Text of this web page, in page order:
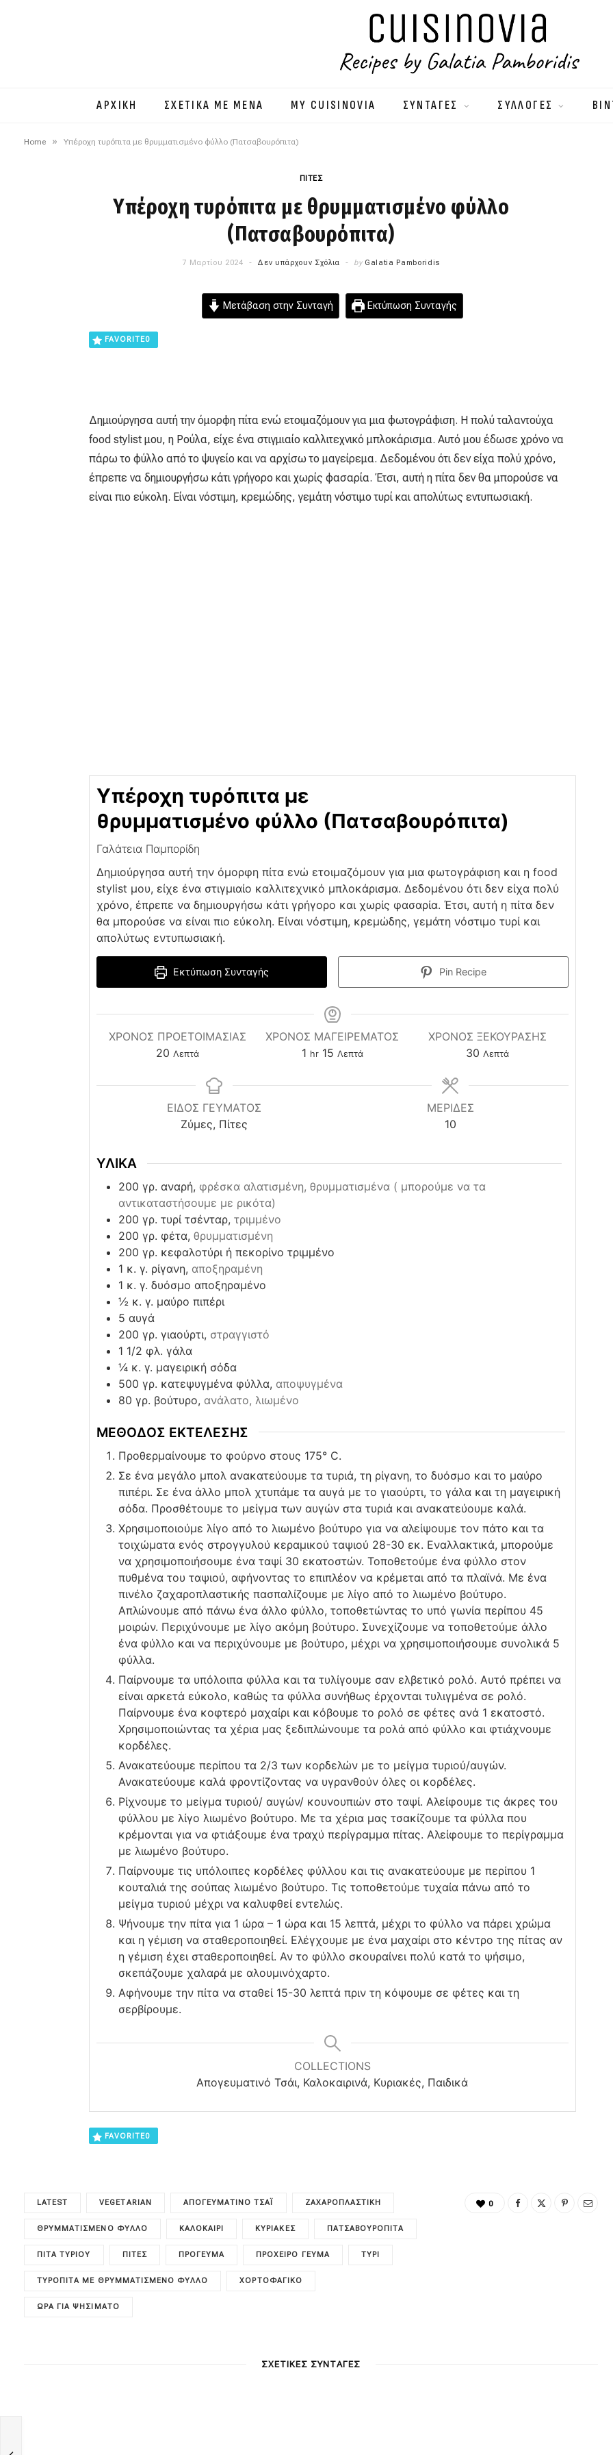
ΑΡΧΙΚΗ ΣΧΕΤΙΚΑ ΜΕ ΜΕΝΑ MY CUISINOVIA ΣΥΝΤΑΓΕΣ ΣΥΛΛΟΓΕΣ
Home » Υπέροχη τυρόπιτα με θρυμματισμένο φύλλο (Πατσαβουρόπιτα)
ΠΙΤΕΣ
Υπέροχη τυρόπιτα με θρυμματισμένο φύλλο
(Πατσαβουρόπιτα)
7 Μαρτίου 2024 Δεν υπάρχουν Σχόλια by Galatia Pamboridis
Μετάβαση στην Συνταγή Εκτύπωση Συνταγής
FAVORITE0
Δημιούργησα αυτή την όμορφη πίτα ενώ ετοιμαζόμουν για μια φωτογράφιση. Η πολύ ταλαντούχα
food stylist μου, η Ρούλα, είχε ένα στιγμιαίο καλλιτεχνικό μπλοκάρισμα. Αυτό μου έδωσε χρόνο να
πάρω το φύλλο από το ψυγείο και να αρχίσω το μαγείρεμα. Δεδομένου ότι δεν είχα πολύ χρόνο,
έπρεπε να δημιουργήσω κάτι γρήγορο και χωρίς φασαρία. Έτσι, αυτή η πίτα δεν θα μπορούσε να
είναι πιο εύκολη. Είναι νόστιμη, κρεμώδης, γεμάτη νόστιμο τυρί και απολύτως εντυπωσιακή.
Υπέροχη τυρόπιτα με
θρυμματισμένο φύλλο (Πατσαβουρόπιτα)
Γαλάτεια Παμπορίδη
Δημιούργησα αυτή την όμορφη πίτα ενώ ετοιμαζόμουν για μια φωτογράφιση και η food
stylist μου, είχε ένα στιγμιαίο καλλιτεχνικό μπλοκάρισμα. Δεδομένου ότι δεν είχα πολύ
χρόνο, έπρεπε να δημιουργήσω κάτι γρήγορο και χωρίς φασαρία. Έτσι, αυτή η πίτα δεν
θα μπορούσε να είναι πιο εύκολη. Είναι νόστιμη, κρεμώδης, γεμάτη νόστιμο τυρί και
απολύτως εντυπωσιακή.
Εκτύπωση Συνταγής Pin Recipe
ΧΡΌΝΟΣ ΠΡΟΕΤΟΙΜΑΣΊΑΣ
20minutes
Λεπτά
ΧΡΟΝΟΣ ΜΑΓΕΙΡΕΜΑΤΟΣ
1hour
hr 15minutes
Λεπτά
ΧΡΌΝΟΣ ΞΕΚΟΎΡΑΣΗΣ
30minutes
Λεπτά
ΕΙΔΟΣ ΓΕΥΜΑΤΟΣ
Ζύμες, Πίτες
ΜΕΡΙΔΕΣ
10
ΥΛΙΚΑ
200 γρ. αναρή, φρέσκα αλατισμένη, θρυμματισμένα ( μπορούμε να τα
αντικαταστήσουμε με ρικότα)
200 γρ. τυρί τσένταρ, τριμμένο
200 γρ. φέτα, θρυμματισμένη
200 γρ. κεφαλοτύρι ή πεκορίνο τριμμένο
1 κ. γ. ρίγανη, αποξηραμένη
1 κ. γ. δυόσμο αποξηραμένο
½ κ. γ. μαύρο πιπέρι
5 αυγά
200 γρ. γιαούρτι, στραγγιστό
1 1/2 φλ. γάλα
¼ κ. γ. μαγειρική σόδα
500 γρ. κατεψυγμένα φύλλα, αποψυγμένα
80 γρ. βούτυρο, ανάλατο, λιωμένο
ΜΕΘΟΔΟΣ ΕΚΤΕΛΕΣΗΣ
Προθερμαίνουμε το φούρνο στους 175° C.
Σε ένα μεγάλο μπολ ανακατεύουμε τα τυριά, τη ρίγανη, το δυόσμο και το μαύρο
πιπέρι. Σε ένα άλλο μπολ χτυπάμε τα αυγά με το γιαούρτι, το γάλα και τη μαγειρική
σόδα. Προσθέτουμε το μείγμα των αυγών στα τυριά και ανακατεύουμε καλά.
Χρησιμοποιούμε λίγο από το λιωμένο βούτυρο για να αλείψουμε τον πάτο και τα
τοιχώματα ενός στρογγυλού κεραμικού ταψιού 28-30 εκ. Εναλλακτικά, µπορούµε
να χρησιµοποιήσουµε ένα ταψί 30 εκατοστών. Τοποθετούμε ένα φύλλο στον
πυθμένα του ταψιού, αφήνοντας το επιπλέον να κρέμεται από τα πλαϊνά. Με ένα
πινέλο ζαχαροπλαστικής πασπαλίζουμε με λίγο από το λιωμένο βούτυρο.
Απλώνουμε από πάνω ένα άλλο φύλλο, τοποθετώντας το υπό γωνία περίπου 45
μοιρών. Περιχύνουμε με λίγο ακόμη βούτυρο. Συνεχίζουμε να τοποθετούμε άλλο
ένα φύλλο και να περιχύνουμε με βούτυρο, μέχρι να χρησιμοποιήσουμε συνολικά 5
φύλλα.
Παίρνουμε τα υπόλοιπα φύλλα και τα τυλίγουμε σαν ελβετικό ρολό. Αυτό πρέπει να
είναι αρκετά εύκολο, καθώς τα φύλλα συνήθως έρχονται τυλιγμένα σε ρολό.
Παίρνουμε ένα κοφτερό μαχαίρι και κόβουμε το ρολό σε φέτες ανά 1 εκατοστό.
Χρησιμοποιώντας τα χέρια μας ξεδιπλώνουμε τα ρολά από φύλλο και φτιάχνουμε
κορδέλες.
Ανακατεύουμε περίπου τα 2/3 των κορδελών με το μείγμα τυριού/αυγών.
Ανακατεύουμε καλά φροντίζοντας να υγρανθούν όλες οι κορδέλες.
Ρίχνουμε το μείγμα τυριού/ αυγών/ κουνουπιών στο ταψί. Αλείφουμε τις άκρες του
φύλλου με λίγο λιωμένο βούτυρο. Με τα χέρια μας τσακίζουμε τα φύλλα που
κρέμονται για να φτιάξουμε ένα τραχύ περίγραμμα πίτας. Αλείφουμε το περίγραμμα
με λιωμένο βούτυρο.
Παίρνουμε τις υπόλοιπες κορδέλες φύλλου και τις ανακατεύουμε με περίπου 1
κουταλιά της σούπας λιωμένο βούτυρο. Τις τοποθετούμε τυχαία πάνω από το
μείγμα τυριού μέχρι να καλυφθεί εντελώς.
Ψήνουμε την πίτα για 1 ώρα – 1 ώρα και 15 λεπτά, μέχρι το φύλλο να πάρει χρώμα
και η γέμιση να σταθεροποιηθεί. Ελέγχουμε με ένα μαχαίρι στο κέντρο της πίτας αν
η γέμιση έχει σταθεροποιηθεί. Αν το φύλλο σκουραίνει πολύ κατά το ψήσιμο,
σκεπάζουμε χαλαρά με αλουμινόχαρτο.
Αφήνουμε την πίτα να σταθεί 15-30 λεπτά πριν τη κόψουμε σε φέτες και τη
σερβίρουμε.
COLLECTIONS
Απογευματινό Τσάι, Καλοκαιρινά, Κυριακές, Παιδικά
FAVORITE0
LATEST VEGETARIAN ΑΠΟΓΕΥΜΑΤΙΝΌ ΤΣΆΙ ΖΑΧΑΡΟΠΛΑΣΤΙΚΉ
ΘΡΥΜΜΑΤΙΣΜΈΝΟ ΦΎΛΛΟ ΚΑΛΟΚΑΊΡΙ ΚΥΡΙΑΚΈΣ ΠΑΤΣΑΒΟΥΡΌΠΙΤΑ
ΠΊΤΑ ΤΥΡΙΟΎ ΠΊΤΕΣ ΠΡΌΓΕΥΜΑ ΠΡΌΧΕΙΡΟ ΓΕΎΜΑ ΤΥΡΊ
ΤΥΡΌΠΙΤΑ ΜΕ ΘΡΥΜΜΑΤΙΣΜΈΝΟ ΦΎΛΛΟ ΧΟΡΤΟΦΑΓΙΚΌ
ΏΡΑ ΓΙΑ ΨΗΣΊΜΑΤΟ
0
ΣΧΕΤΙΚΕΣ ΣΥΝΤΑΓΕΣ